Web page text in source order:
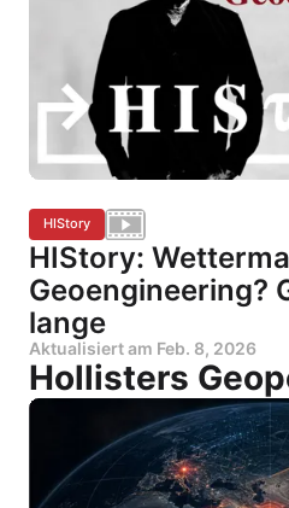
HIStory
HIStory:
Geoengineering?
lange
Aktualisiert am Feb. 8, 2026
Hollisters